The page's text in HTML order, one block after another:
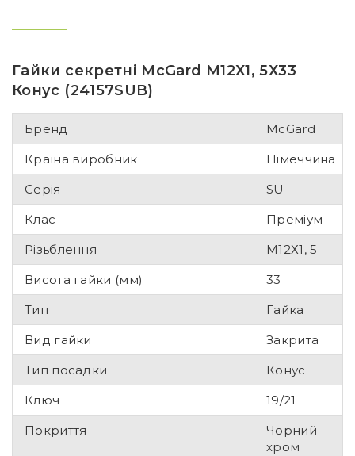
Гайки секретні McGard М12Х1, 5Х33
Конус (24157SUB)
Бренд
McGard
Країна виробник
Німеччина
Серія
SU
Клас
Преміум
Різьблення
М12Х1, 5
Висота гайки (мм)
33
Тип
Гайка
Вид гайки
Закрита
Тип посадки
Конус
Ключ
19/21
Покриття
Чорний
хром